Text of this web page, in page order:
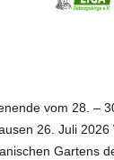
vom 28. –
26. Juli
Gartens